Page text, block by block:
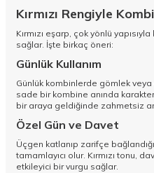
Kırmızı Rengiyle
Kırmızı eşarp, çok yönlü
sağlar. İşte birkaç öneri:
Günlük Kullanım
Günlük kombinlerde gömlek
sade bir kombine anında
bir araya geldiğinde zahmetsiz
Özel Gün ve Davet
Üçgen katlanıp zarifçe
tamamlayıcı olur. Kırmızı tonu,
etkileyici bir vurgu sağlar.